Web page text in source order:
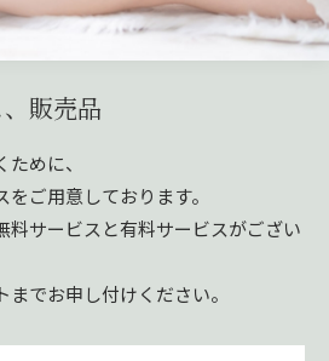
販売品
めに、
ご用意しております。
料サービスと有料サービスがござい
でお申し付けください。